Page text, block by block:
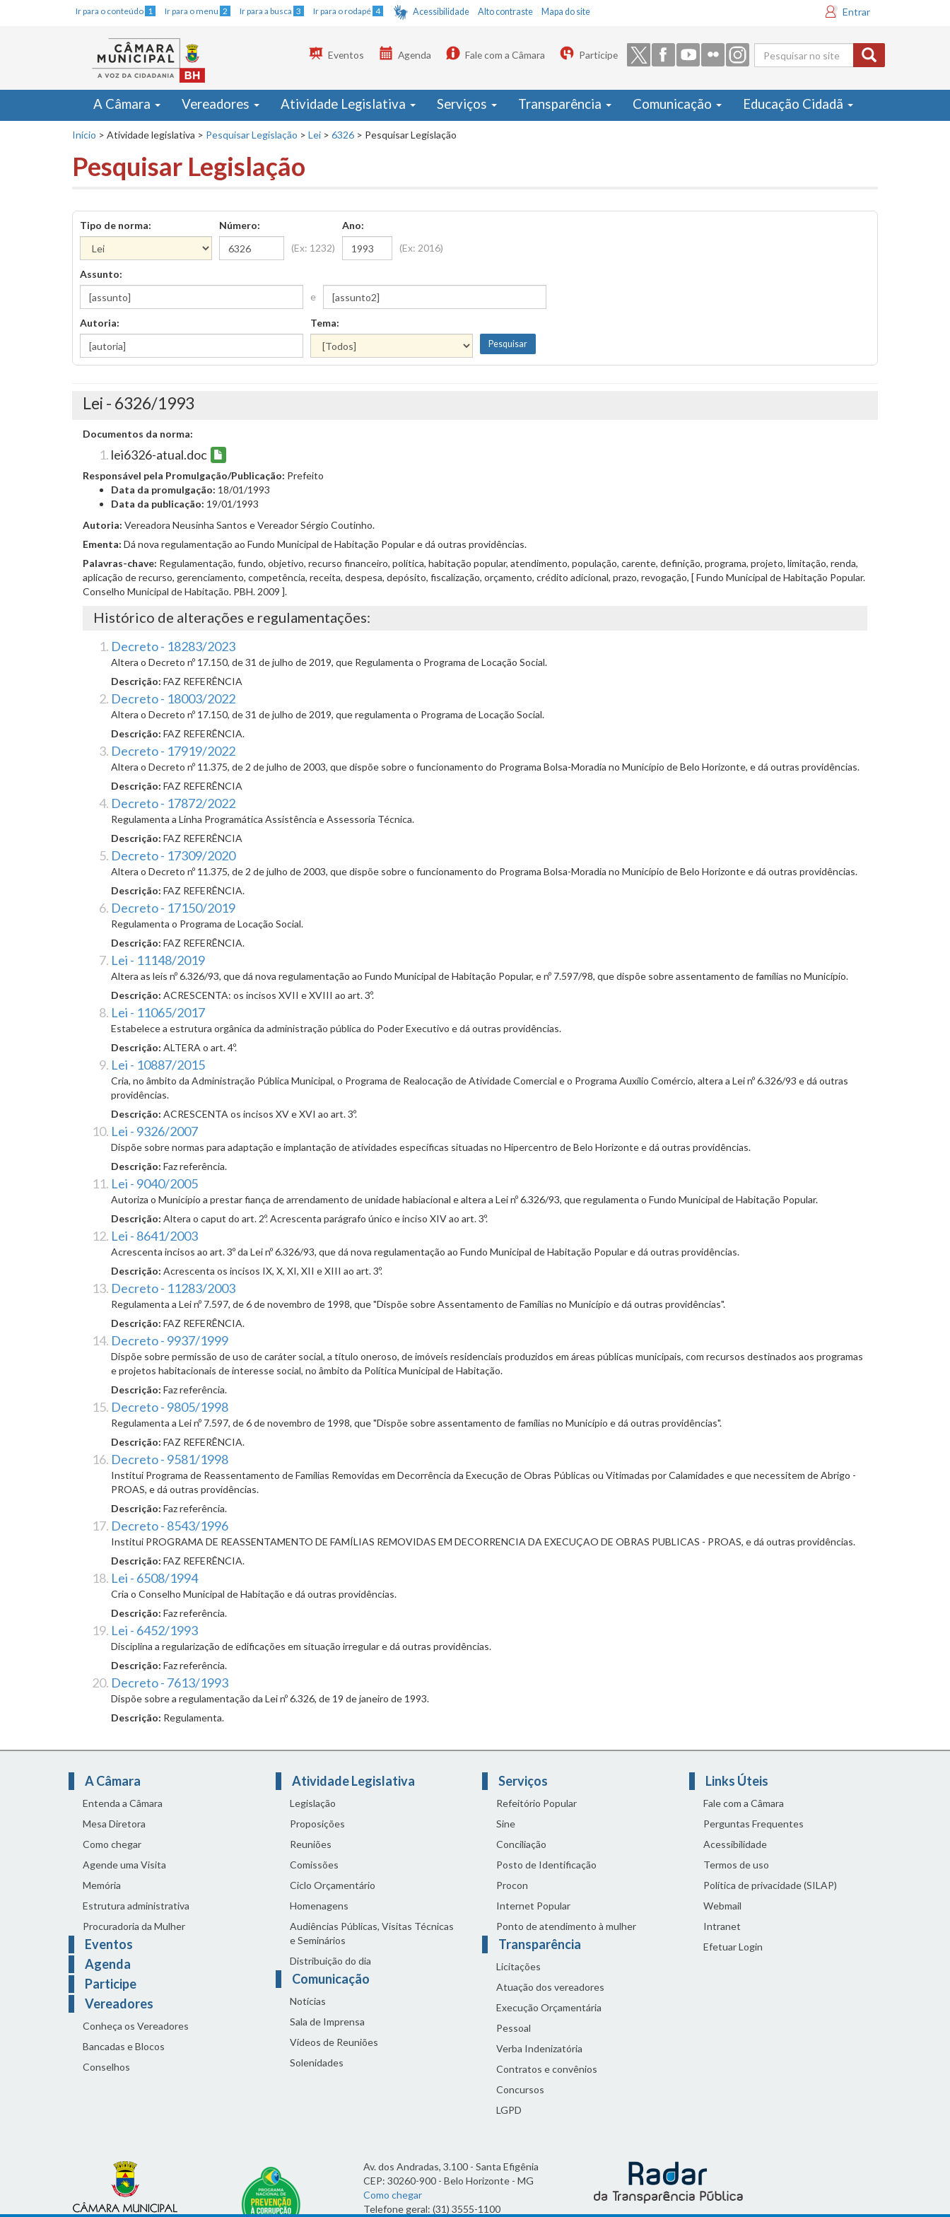
Ir para o conteúdo 1 Ir para o menu 2 Ir para a busca 3 Ir para o rodapé 4 Acessibilidade Alto contraste Mapa do site Entrar
Formulário
de busca
Eventos Agenda Fale com a Câmara Participe
A Câmara Vereadores Atividade Legislativa Serviços Transparência Comunicação Educação Cidadã
Início > Atividade legislativa > Pesquisar Legislação > Lei > 6326 > Pesquisar Legislação
Pesquisar Legislação
Tipo de norma:
Número:
(Ex: 1232)
Ano:
(Ex: 2016)
Assunto:
e
Autoria: Tema:
Lei - 6326/1993
Documentos da norma:
lei6326-atual.doc
Responsável pela Promulgação/Publicação: Prefeito
Data da promulgação: 18/01/1993
Data da publicação: 19/01/1993
Autoria: Vereadora Neusinha Santos e Vereador Sérgio Coutinho.
Ementa: Dá nova regulamentação ao Fundo Municipal de Habitação Popular e dá outras providências.
Palavras-chave: Regulamentação, fundo, objetivo, recurso financeiro, política, habitação popular, atendimento, população, carente, definição, programa, projeto, limitação, renda,
aplicação de recurso, gerenciamento, competência, receita, despesa, depósito, fiscalização, orçamento, crédito adicional, prazo, revogação, [ Fundo Municipal de Habitação Popular.
Conselho Municipal de Habitação. PBH. 2009 ].
Histórico de alterações e regulamentações:
Decreto - 18283/2023
Altera o Decreto nº 17.150, de 31 de julho de 2019, que Regulamenta o Programa de Locação Social.
Descrição: FAZ REFERÊNCIA
Decreto - 18003/2022
Altera o Decreto nº 17.150, de 31 de julho de 2019, que regulamenta o Programa de Locação Social.
Descrição: FAZ REFERÊNCIA.
Decreto - 17919/2022
Altera o Decreto nº 11.375, de 2 de julho de 2003, que dispõe sobre o funcionamento do Programa Bolsa-Moradia no Município de Belo Horizonte, e dá outras providências.
Descrição: FAZ REFERÊNCIA
Decreto - 17872/2022
Regulamenta a Linha Programática Assistência e Assessoria Técnica.
Descrição: FAZ REFERÊNCIA
Decreto - 17309/2020
Altera o Decreto nº 11.375, de 2 de julho de 2003, que dispõe sobre o funcionamento do Programa Bolsa-Moradia no Município de Belo Horizonte e dá outras providências.
Descrição: FAZ REFERÊNCIA.
Decreto - 17150/2019
Regulamenta o Programa de Locação Social.
Descrição: FAZ REFERÊNCIA.
Lei - 11148/2019
Altera as leis nº 6.326/93, que dá nova regulamentação ao Fundo Municipal de Habitação Popular, e nº 7.597/98, que dispõe sobre assentamento de famílias no Município.
Descrição: ACRESCENTA: os incisos XVII e XVIII ao art. 3º.
Lei - 11065/2017
Estabelece a estrutura orgânica da administração pública do Poder Executivo e dá outras providências.
Descrição: ALTERA o art. 4º.
Lei - 10887/2015
Cria, no âmbito da Administração Pública Municipal, o Programa de Realocação de Atividade Comercial e o Programa Auxílio Comércio, altera a Lei nº 6.326/93 e dá outras
providências.
Descrição: ACRESCENTA os incisos XV e XVI ao art. 3º.
Lei - 9326/2007
Dispõe sobre normas para adaptação e implantação de atividades específicas situadas no Hipercentro de Belo Horizonte e dá outras providências.
Descrição: Faz referência.
Lei - 9040/2005
Autoriza o Município a prestar fiança de arrendamento de unidade habiacional e altera a Lei nº 6.326/93, que regulamenta o Fundo Municipal de Habitação Popular.
Descrição: Altera o caput do art. 2º. Acrescenta parágrafo único e inciso XIV ao art. 3º.
Lei - 8641/2003
Acrescenta incisos ao art. 3º da Lei nº 6.326/93, que dá nova regulamentação ao Fundo Municipal de Habitação Popular e dá outras providências.
Descrição: Acrescenta os incisos IX, X, XI, XII e XIII ao art. 3º.
Decreto - 11283/2003
Regulamenta a Lei nº 7.597, de 6 de novembro de 1998, que "Dispõe sobre Assentamento de Famílias no Município e dá outras providências".
Descrição: FAZ REFERÊNCIA.
Decreto - 9937/1999
Dispõe sobre permissão de uso de caráter social, a título oneroso, de imóveis residenciais produzidos em áreas públicas municipais, com recursos destinados aos programas
e projetos habitacionais de interesse social, no âmbito da Política Municipal de Habitação.
Descrição: Faz referência.
Decreto - 9805/1998
Regulamenta a Lei nº 7.597, de 6 de novembro de 1998, que "Dispõe sobre assentamento de famílias no Município e dá outras providências".
Descrição: FAZ REFERÊNCIA.
Decreto - 9581/1998
Institui Programa de Reassentamento de Famílias Removidas em Decorrência da Execução de Obras Públicas ou Vitimadas por Calamidades e que necessitem de Abrigo -
PROAS, e dá outras providências.
Descrição: Faz referência.
Decreto - 8543/1996
Institui PROGRAMA DE REASSENTAMENTO DE FAMÍLIAS REMOVIDAS EM DECORRENCIA DA EXECUÇAO DE OBRAS PUBLICAS - PROAS, e dá outras providências.
Descrição: FAZ REFERÊNCIA.
Lei - 6508/1994
Cria o Conselho Municipal de Habitação e dá outras providências.
Descrição: Faz referência.
Lei - 6452/1993
Disciplina a regularização de edificações em situação irregular e dá outras providências.
Descrição: Faz referência.
Decreto - 7613/1993
Dispõe sobre a regulamentação da Lei nº 6.326, de 19 de janeiro de 1993.
Descrição: Regulamenta.
A Câmara
Entenda a Câmara
Mesa Diretora
Como chegar
Agende uma Visita
Memória
Estrutura administrativa
Procuradoria da Mulher
Eventos
Agenda
Participe
Vereadores
Conheça os Vereadores
Bancadas e Blocos
Conselhos
Atividade Legislativa
Legislação
Proposições
Reuniões
Comissões
Ciclo Orçamentário
Homenagens
Audiências Públicas, Visitas Técnicas
e Seminários
Distribuição do dia
Comunicação
Notícias
Sala de Imprensa
Vídeos de Reuniões
Solenidades
Serviços
Refeitório Popular
Sine
Conciliação
Posto de Identificação
Procon
Internet Popular
Ponto de atendimento à mulher
Transparência
Licitações
Atuação dos vereadores
Execução Orçamentária
Pessoal
Verba Indenizatória
Contratos e convênios
Concursos
LGPD
Links Úteis
Fale com a Câmara
Perguntas Frequentes
Acessibilidade
Termos de uso
Política de privacidade (SILAP)
Webmail
Intranet
Efetuar Login
Av. dos Andradas, 3.100 - Santa Efigênia
CEP: 30260-900 - Belo Horizonte - MG
Como chegar
Telefone geral: (31) 3555-1100